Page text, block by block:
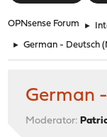
OPNsense Forum ►
► German - Deutsch
German
Moderator: